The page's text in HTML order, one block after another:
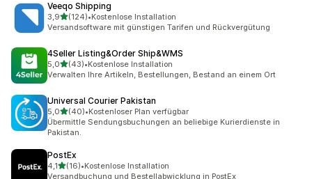
Veeqo Shipping
3,9von 5 Sternen
(124)
124 Rezensionen insgesamt
•Kostenlose Installation
Versandsoftware mit günstigen Tarifen und Rückvergütung
4Seller Listing&Order Ship&WMS
5,0von 5 Sternen
(43)
43 Rezensionen insgesamt
•Kostenlose Installation
Verwalten Ihre Artikeln, Bestellungen, Bestand an einem Ort
Universal Courier Pakistan
5,0von 5 Sternen
(40)
40 Rezensionen insgesamt
•Kostenloser Plan verfügbar
Übermittle Sendungsbuchungen an beliebige Kurierdienste in
Pakistan.
PostEx
4,1von 5 Sternen
(16)
16 Rezensionen insgesamt
•Kostenlose Installation
Versandbuchung und Bestellabwicklung in PostEx